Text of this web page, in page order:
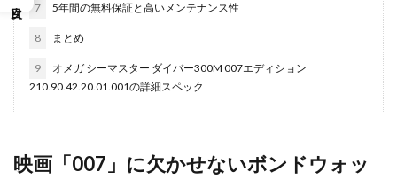
7 5年間の無料保証と高いメンテナンス性
8 まとめ
9
オメガ シーマスター ダイバー300M 007エディション
210.90.42.20.01.001の詳細スペック
映画「007」に欠かせないボンドウォッ